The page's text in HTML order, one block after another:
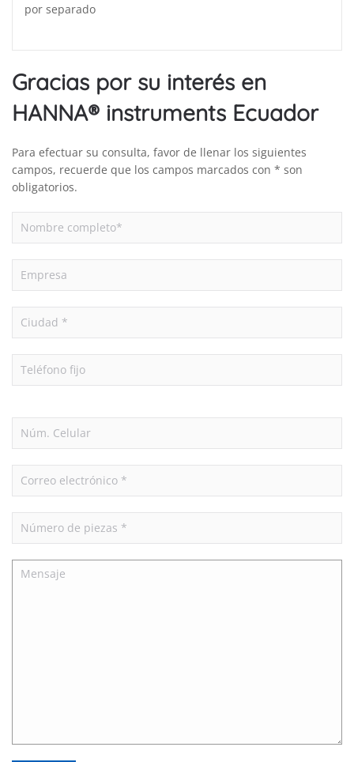
por separado
Gracias por su interés en
HANNA® instruments Ecuador
Para efectuar su consulta, favor de llenar los siguientes
campos, recuerde que los campos marcados con * son
obligatorios.